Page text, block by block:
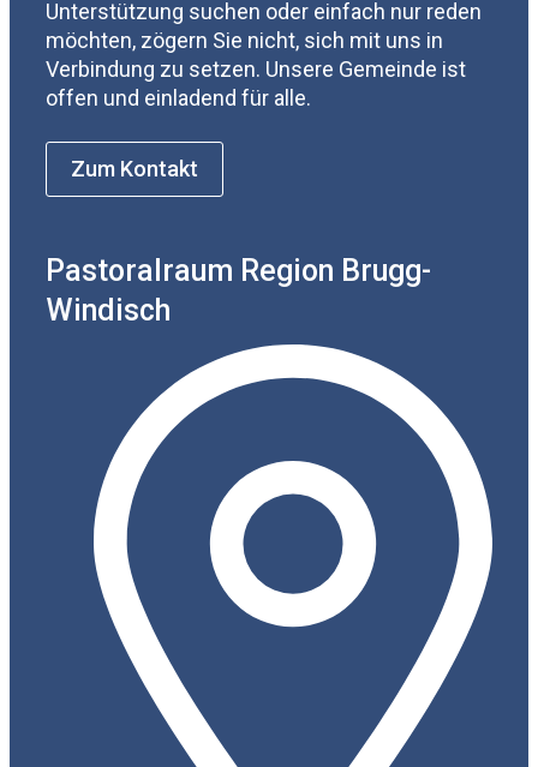
Unterstützung suchen oder einfach nur reden
möchten, zögern Sie nicht, sich mit uns in
Verbindung zu setzen. Unsere Gemeinde ist
offen und einladend für alle.
Zum Kontakt
Pastoralraum Region Brugg-
Windisch